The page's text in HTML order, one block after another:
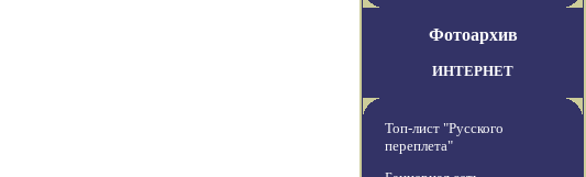
Фотоархив
ИНТЕРНЕТ
Топ-лист "Русского
переплета"